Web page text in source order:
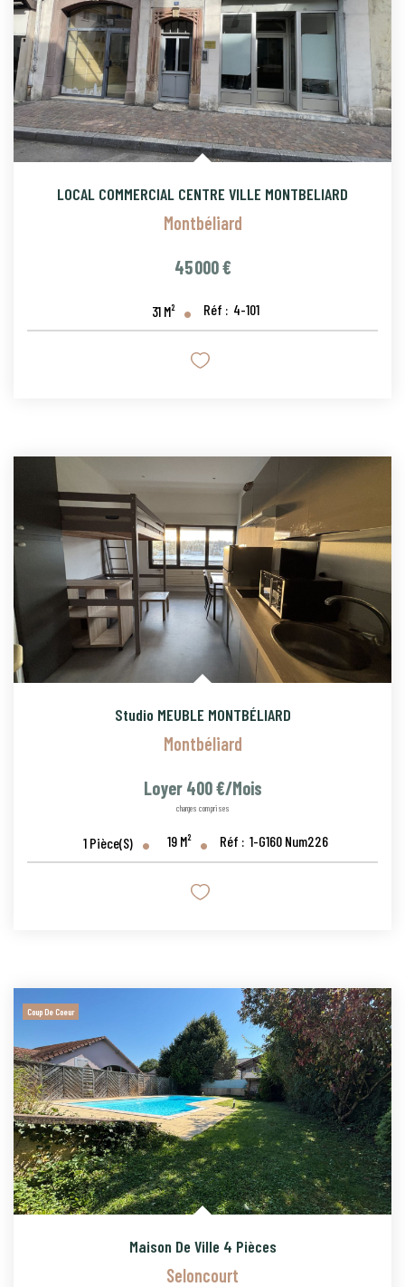
LOCAL COMMERCIAL CENTRE VILLE MONTBELIARD
Montbéliard
45 000 €
31 M² Réf : 4-101
Studio MEUBLE MONTBÉLIARD
Montbéliard
Loyer 400 €/mois
charges comprises
1 Pièce(s) 19 M² Réf : 1-G160 Num226
Coup De Coeur
Maison De Ville 4 Pièces
Seloncourt